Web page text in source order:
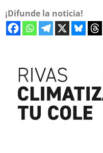
¡Difunde la noticia!